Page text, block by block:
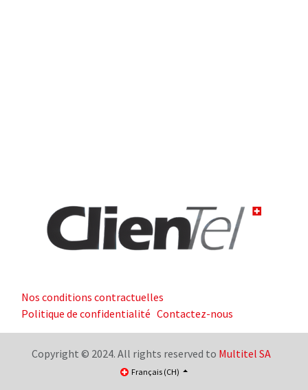
Nos conditions contractuelles
Politique de confidentialité Contactez-nous
Copyright © 2024. All rights reserved to Multitel SA
Français (CH)